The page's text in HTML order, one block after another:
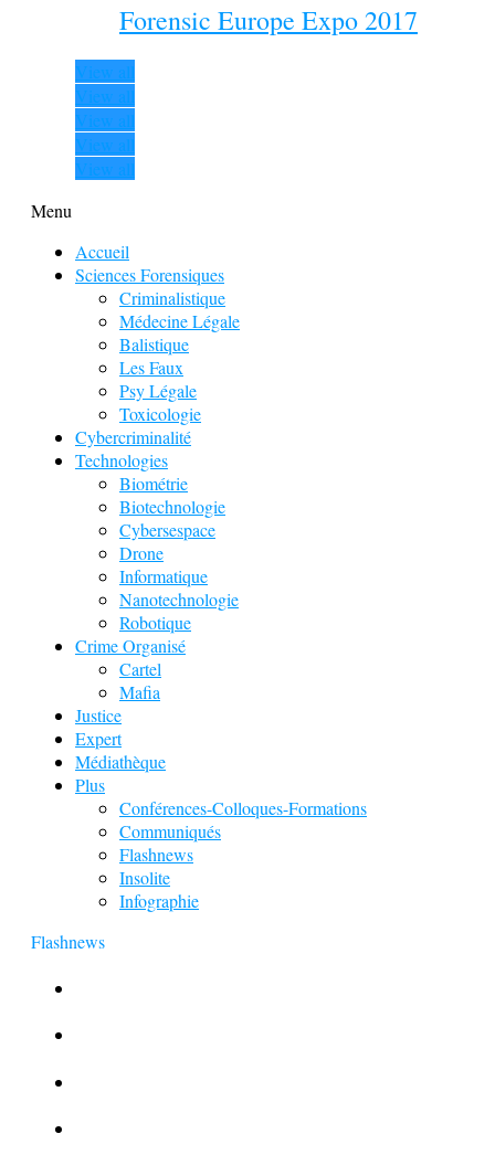
Forensic Europe Expo 2017
View all
View all
View all
View all
View all
Menu
Accueil
Sciences Forensiques
Criminalistique
Médecine Légale
Balistique
Les Faux
Psy Légale
Toxicologie
Cybercriminalité
Technologies
Biométrie
Biotechnologie
Cybersespace
Drone
Informatique
Nanotechnologie
Robotique
Crime Organisé
Cartel
Mafia
Justice
Expert
Médiathèque
Plus
Conférences-Colloques-Formations
Communiqués
Flashnews
Insolite
Infographie
Flashnews